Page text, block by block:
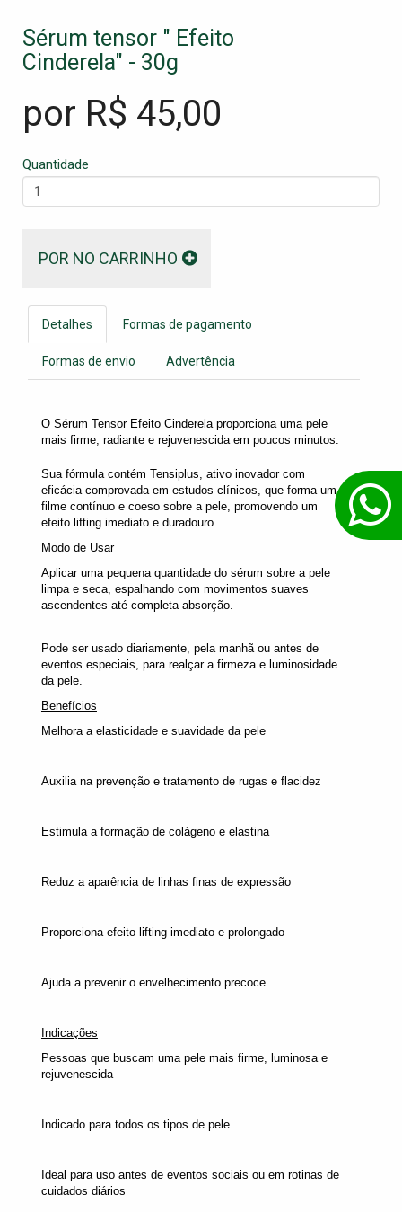
Sérum tensor " Efeito
Cinderela" - 30g
por R$ 45,00
Quantidade
POR NO CARRINHO
Detalhes Formas de pagamento
Formas de envio Advertência
O Sérum Tensor Efeito Cinderela proporciona uma pele
mais firme, radiante e rejuvenescida em poucos minutos.
Sua fórmula contém Tensiplus, ativo inovador com
eficácia comprovada em estudos clínicos, que forma um
filme contínuo e coeso sobre a pele, promovendo um
efeito lifting imediato e duradouro.
Modo de Usar
Aplicar uma pequena quantidade do sérum sobre a pele
limpa e seca, espalhando com movimentos suaves
ascendentes até completa absorção.
Pode ser usado diariamente, pela manhã ou antes de
eventos especiais, para realçar a firmeza e luminosidade
da pele.
Benefícios
Melhora a elasticidade e suavidade da pele
Auxilia na prevenção e tratamento de rugas e flacidez
Estimula a formação de colágeno e elastina
Reduz a aparência de linhas finas de expressão
Proporciona efeito lifting imediato e prolongado
Ajuda a prevenir o envelhecimento precoce
Indicações
Pessoas que buscam uma pele mais firme, luminosa e
rejuvenescida
Indicado para todos os tipos de pele
Ideal para uso antes de eventos sociais ou em rotinas de
cuidados diários